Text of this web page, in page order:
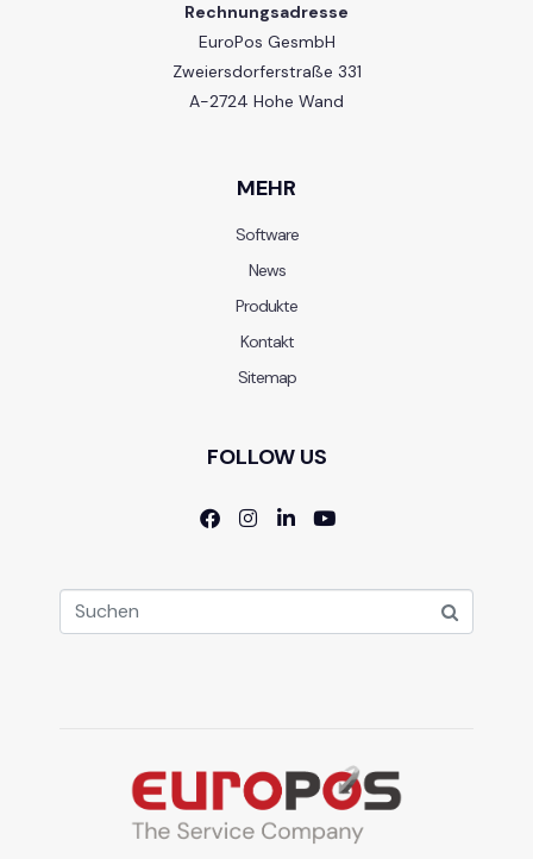
Rechnungsadresse
EuroPos GesmbH
Zweiersdorferstraße 331
A-2724 Hohe Wand
MEHR
Software
News
Produkte
Kontakt
Sitemap
FOLLOW US